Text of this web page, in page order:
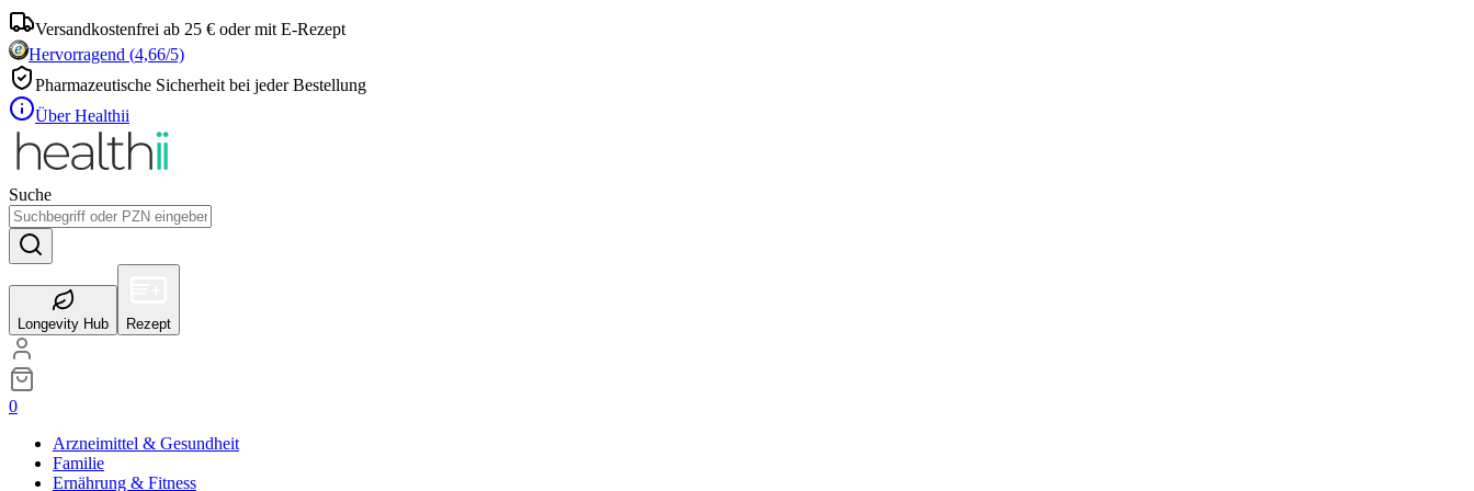
Versandkostenfrei ab 25 € oder mit E-Rezept
Hervorragend (4,66/5)
Pharmazeutische Sicherheit bei jeder Bestellung
Über Healthii
Suche
Longevity Hub Rezept
0
Arzneimittel & Gesundheit
Familie
Ernährung & Fitness